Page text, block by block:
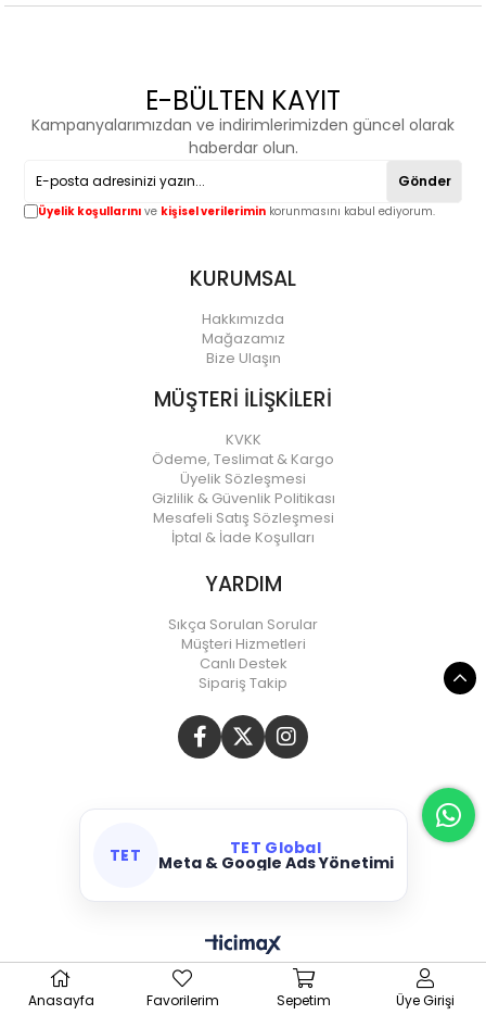
E-BÜLTEN KAYIT
Kampanyalarımızdan ve indirimlerimizden güncel olarak
haberdar olun.
Gönder
Üyelik koşullarını ve kişisel verilerimin korunmasını kabul ediyorum.
KURUMSAL
Hakkımızda
Mağazamız
Bize Ulaşın
MÜŞTERİ İLİŞKİLERİ
KVKK
Ödeme, Teslimat & Kargo
Üyelik Sözleşmesi
Gizlilik & Güvenlik Politikası
Mesafeli Satış Sözleşmesi
İptal & İade Koşulları
YARDIM
Sıkça Sorulan Sorular
Müşteri Hizmetleri
Canlı Destek
Sipariş Takip
TET TET Global
Meta & Google Ads Yönetimi
Anasayfa Favorilerim Sepetim Üye Girişi